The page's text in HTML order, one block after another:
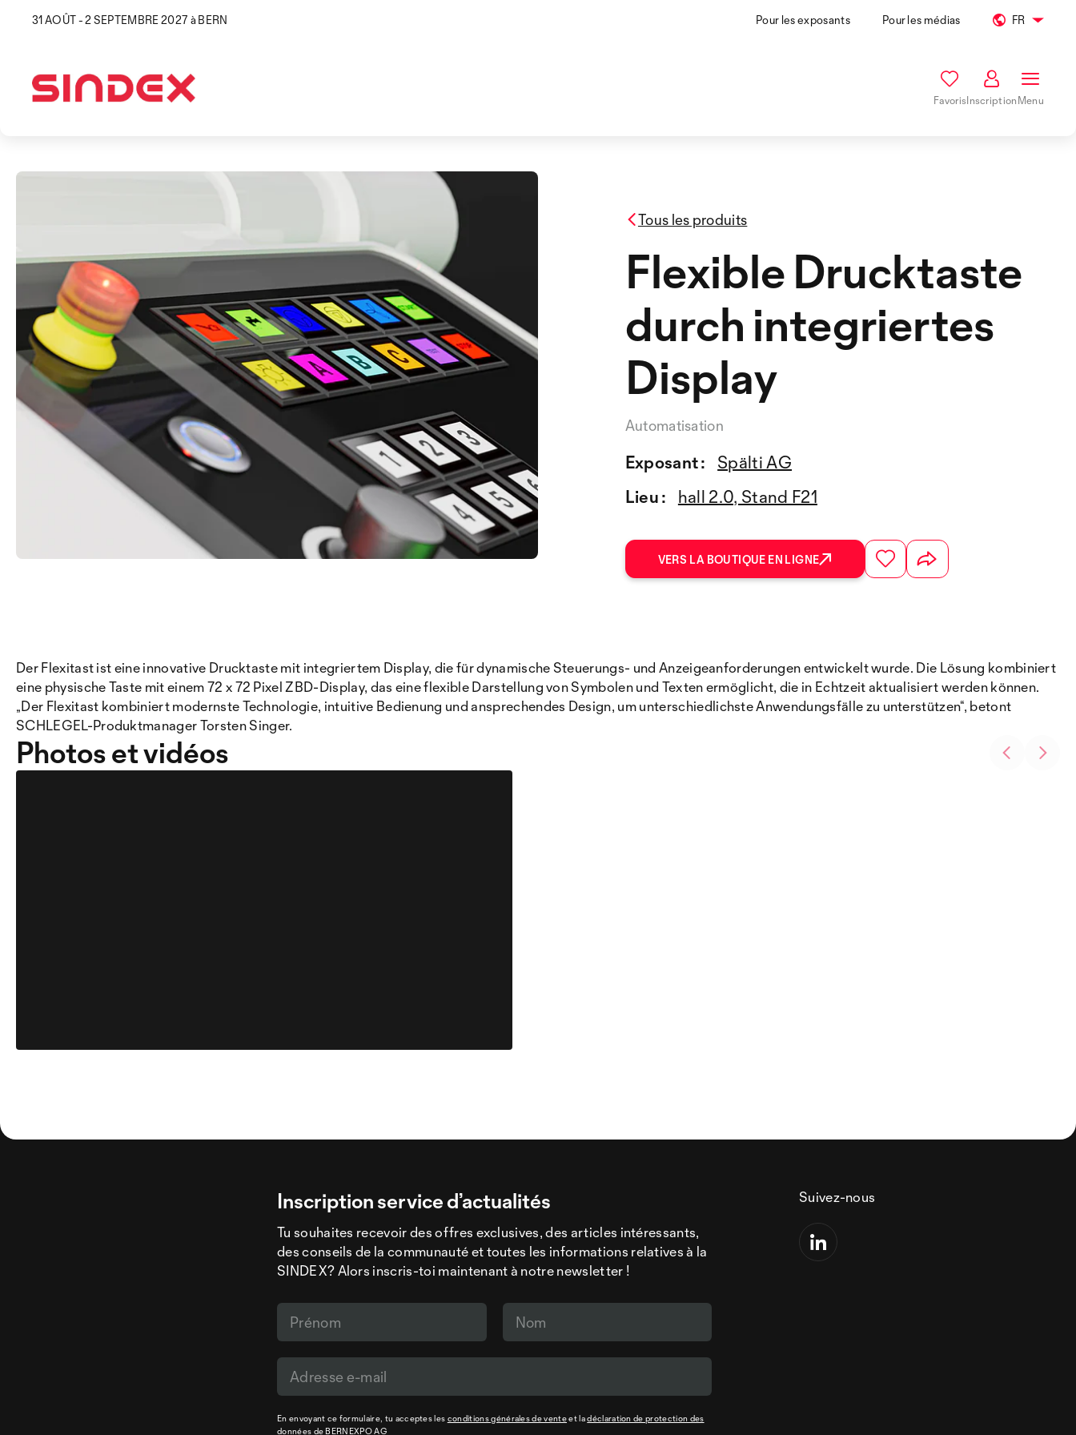
31 AOÛT - 2 SEPTEMBRE 2027 à BERN Pour les exposants Pour les médias FR
FavorisInscriptionMenu
Tous les produits
Flexible Drucktaste
durch integriertes
Display
Automatisation
Exposant :
Spälti AG
Lieu :
hall 2.0, Stand F21
VERS LA BOUTIQUE EN LIGNE
Der Flexitast ist eine innovative Drucktaste mit integriertem Display, die für dynamische Steuerungs- und Anzeigeanforderungen entwickelt wurde. Die Lösung kombiniert
eine physische Taste mit einem 72 x 72 Pixel ZBD-Display, das eine flexible Darstellung von Symbolen und Texten ermöglicht, die in Echtzeit aktualisiert werden können.
„Der Flexitast kombiniert modernste Technologie, intuitive Bedienung und ansprechendes Design, um unterschiedlichste Anwendungsfälle zu unterstützen“, betont
SCHLEGEL-Produktmanager Torsten Singer.
Photos et vidéos
Inscription service d’actualités
Tu souhaites recevoir des offres exclusives, des articles intéressants,
des conseils de la communauté et toutes les informations relatives à la
SINDEX? Alors inscris-toi maintenant à notre newsletter !
En envoyant ce formulaire, tu acceptes les conditions générales de venteet ladéclaration de protection des
données de BERNEXPO AG
Suivez-nous